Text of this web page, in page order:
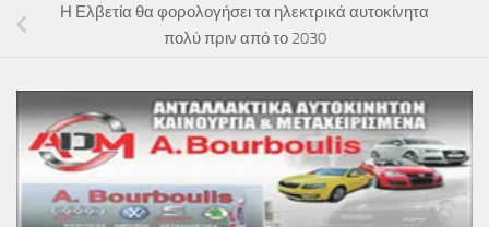
Η Ελβετία θα φορολογήσει τα ηλεκτρικά αυτοκίνητα
πολύ πριν από το 2030